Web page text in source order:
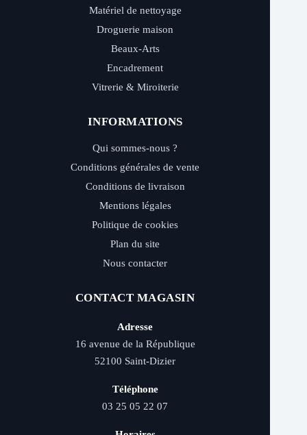
Matériel de nettoyage
Droguerie maison
Beaux-Arts
Encadrement
Vitrerie & Miroiterie
INFORMATIONS
Qui sommes-nous ?
Conditions générales de vente
Conditions de livraison
Mentions légales
Politique de cookies
Plan du site
Nous contacter
CONTACT MAGASIN
Adresse
16 avenue de la République
52100 Saint-Dizier
Téléphone
03 25 05 22 07